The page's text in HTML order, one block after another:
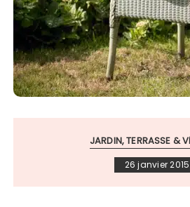
JARDIN, TERRASSE &
26 janvier 2015